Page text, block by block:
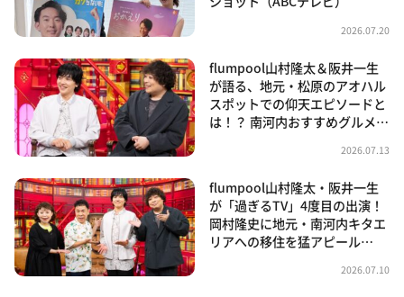
2026.07.20
flumpool山村隆太＆阪井一生
が語る、地元・松原のアオハル
スポットでの仰天エピソードと
は！？ 南河内おすすめグルメ…
2026.07.13
flumpool山村隆太・阪井一生
が「過ぎるTV」4度目の出演！
岡村隆史に地元・南河内キタエ
リアへの移住を猛アピール…
2026.07.10